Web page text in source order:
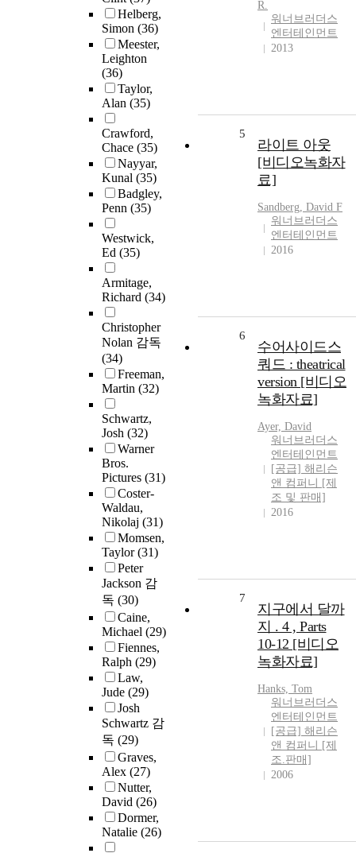
Helberg,
Simon (36)
Meester,
Leighton
(36)
Taylor,
Alan (35)
Crawford,
Chace (35)
Nayyar,
Kunal (35)
Badgley,
Penn (35)
Westwick,
Ed (35)
Armitage,
Richard (34)
Christopher
Nolan 감독
(34)
Freeman,
Martin (32)
Schwartz,
Josh (32)
Warner
Bros.
Pictures (31)
Coster-
Waldau,
Nikolaj (31)
Momsen,
Taylor(31)
Peter
Jackson 감
독 (30)
Caine,
Michael (29)
Fiennes,
Ralph (29)
Law,
Jude (29)
Josh
Schwartz 감
독 (29)
Graves,
Alex (27)
Nutter,
David (26)
Dormer,
Natalie (26)
R.
워너브러더스
엔터테인먼트
2013
5
라이트 아웃
[비디오녹화자
료]
Sandberg, David F
워너브러더스
엔터테인먼트
2016
6
수어사이드스
쿼드 : theatrical
version [비디오
녹화자료]
Ayer, David
워너브러더스
엔터테인먼트
[공급] 해리슨
앤 컴퍼니 [제
조 및 판매]
2016
7
지구에서 달까
지 . 4 , Parts
10-12 [비디오
녹화자료]
Hanks, Tom
워너브러더스
엔터테인먼트
[공급] 해리슨
앤 컴퍼니 [제
조.판매]
2006